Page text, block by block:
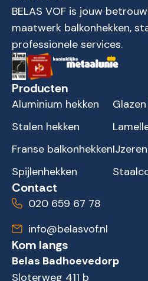
BELAS VOF is jouw
maatwerk balkonhekken,
professionele services.
Producten
Aluminium hekken
Stalen hekken
Franse balkonhekken
Spijlenhekken
Contact
020 659 67 78
info@belasvof.nl
Kom langs
Belas Badhoevedorp
Sloterweg 411 b